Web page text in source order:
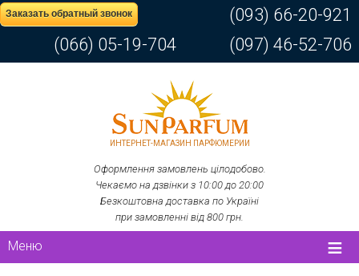
Заказать обратный звонок
(093) 66-20-921
(066) 05-19-704
(097) 46-52-706
ИНТЕРНЕТ-МАГАЗИН ПАРФЮМЕРИИ
Оформлення замовлень цілодобово.
Чекаємо на дзвінки з 10:00 до 20:00
Безкоштовна доставка по Україні
при замовленні від 800 грн.
Меню